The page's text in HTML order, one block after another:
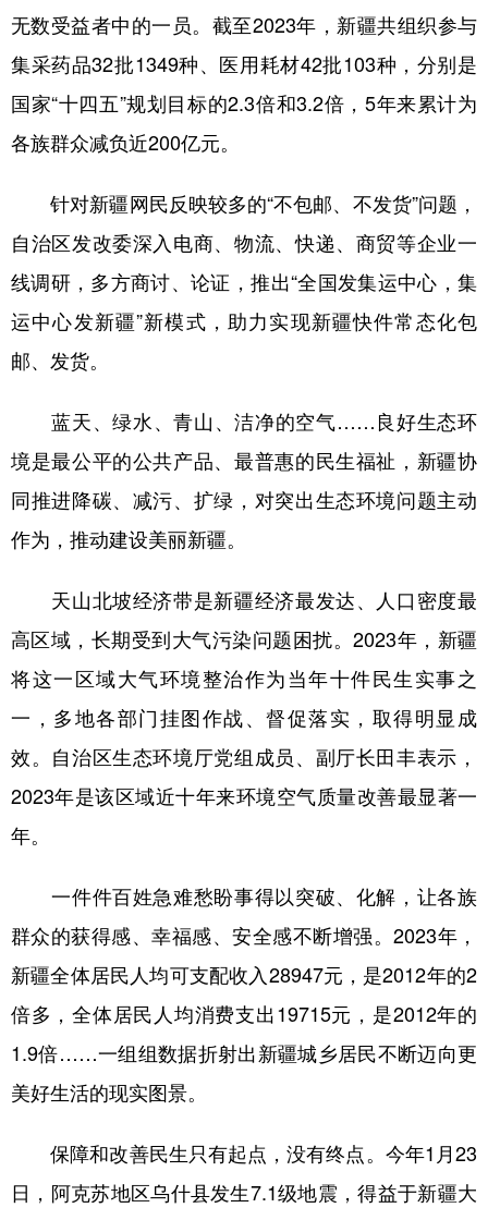
无数受益者中的一员。截至2023年，新疆共组织参与
集采药品32批1349种、医用耗材42批103种，分别是
国家“十四五”规划目标的2.3倍和3.2倍，5年来累计为
各族群众减负近200亿元。
针对新疆网民反映较多的“不包邮、不发货”问题，
自治区发改委深入电商、物流、快递、商贸等企业一
线调研，多方商讨、论证，推出“全国发集运中心，集
运中心发新疆”新模式，助力实现新疆快件常态化包
邮、发货。
蓝天、绿水、青山、洁净的空气……良好生态环
境是最公平的公共产品、最普惠的民生福祉，新疆协
同推进降碳、减污、扩绿，对突出生态环境问题主动
作为，推动建设美丽新疆。
天山北坡经济带是新疆经济最发达、人口密度最
高区域，长期受到大气污染问题困扰。2023年，新疆
将这一区域大气环境整治作为当年十件民生实事之
一，多地各部门挂图作战、督促落实，取得明显成
效。自治区生态环境厅党组成员、副厅长田丰表示，
2023年是该区域近十年来环境空气质量改善最显著一
年。
一件件百姓急难愁盼事得以突破、化解，让各族
群众的获得感、幸福感、安全感不断增强。2023年，
新疆全体居民人均可支配收入28947元，是2012年的2
倍多，全体居民人均消费支出19715元，是2012年的
1.9倍……一组组数据折射出新疆城乡居民不断迈向更
美好生活的现实图景。
保障和改善民生只有起点，没有终点。今年1月23
日，阿克苏地区乌什县发生7.1级地震，得益于新疆大